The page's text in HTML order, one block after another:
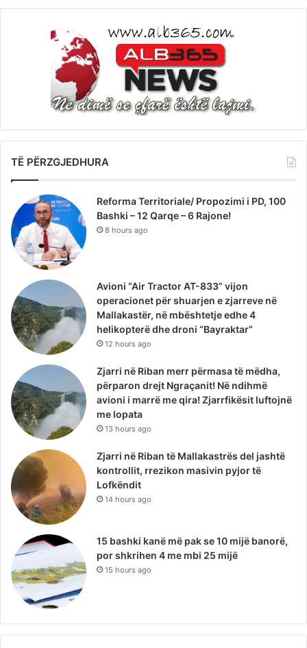
TË PËRZGJEDHURA
Reforma Territoriale/ Propozimi i PD, 100
Bashki – 12 Qarqe – 6 Rajone!
8 hours ago
Avioni “Air Tractor AT-833” vijon
operacionet për shuarjen e zjarreve në
Mallakastër, në mbështetje edhe 4
helikopterë dhe droni “Bayraktar”
12 hours ago
Zjarri në Riban merr përmasa të mëdha,
përparon drejt Ngraçanit! Në ndihmë
avioni i marrë me qira! Zjarrfikësit luftojnë
me lopata
13 hours ago
Zjarri në Riban të Mallakastrës del jashtë
kontrollit, rrezikon masivin pyjor të
Lofkëndit
14 hours ago
15 bashki kanë më pak se 10 mijë banorë,
por shkrihen 4 me mbi 25 mijë
15 hours ago